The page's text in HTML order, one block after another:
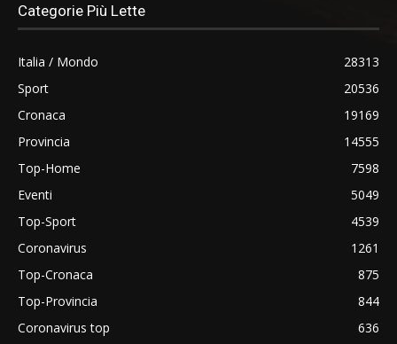
Categorie Più Lette
Italia / Mondo
28313
Sport
20536
Cronaca
19169
Provincia
14555
Top-Home
7598
Eventi
5049
Top-Sport
4539
Coronavirus
1261
Top-Cronaca
875
Top-Provincia
844
Coronavirus top
636